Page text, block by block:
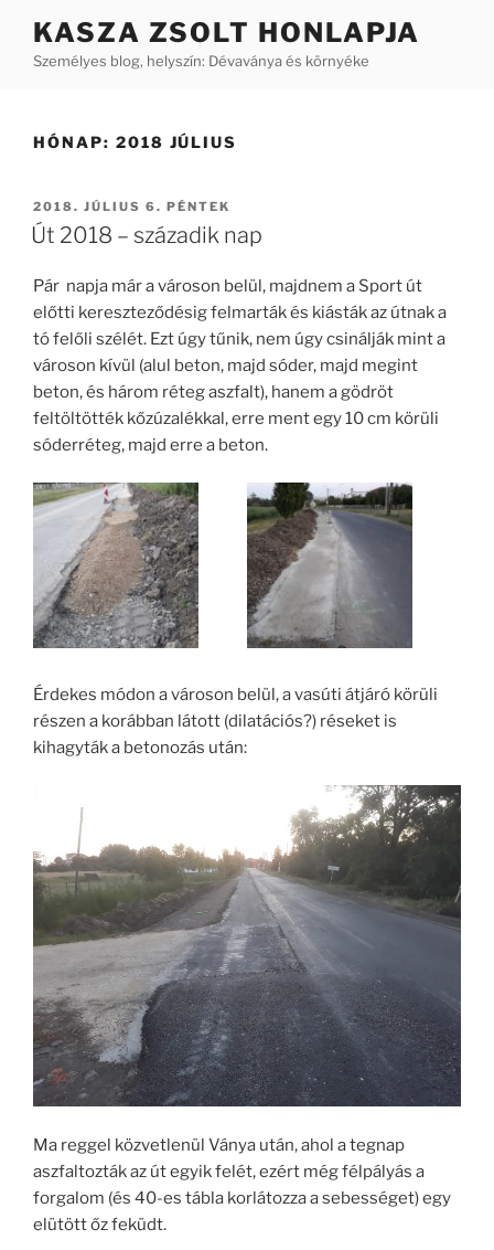
KASZA ZSOLT HONLAPJA
Személyes blog, helyszín: Dévaványa és környéke
HÓNAP: 2018 JÚLIUS
BEKÜLDVE:
2018. JÚLIUS 6. PÉNTEK
Út 2018 – századik nap
Pár napja már a városon belül, majdnem a Sport út
előtti kereszteződésig felmarták és kiásták az útnak a
tó felőli szélét. Ezt úgy tűnik, nem úgy csinálják mint a
városon kívül (alul beton, majd sóder, majd megint
beton, és három réteg aszfalt), hanem a gödröt
feltöltötték kőzúzalékkal, erre ment egy 10 cm körüli
sóderréteg, majd erre a beton.
Érdekes módon a városon belül, a vasúti átjáró körüli
részen a korábban látott (dilatációs?) réseket is
kihagyták a betonozás után:
Ma reggel közvetlenül Ványa után, ahol a tegnap
aszfaltozták az út egyik felét, ezért még félpályás a
forgalom (és 40-es tábla korlátozza a sebességet) egy
elütött őz feküdt.